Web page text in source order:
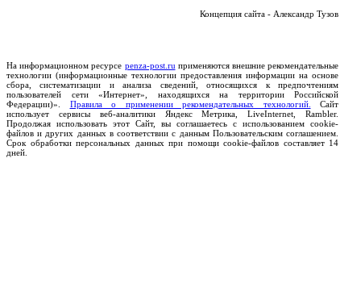
Концепция сайта - Александр Тузов
На информационном ресурсе penza-post.ru применяются внешние рекомендательные
технологии (информационные технологии предоставления информации на основе
сбора, систематизации и анализа сведений, относящихся к предпочтениям
пользователей сети «Интернет», находящихся на территории Российской
Федерации)». Правила о применении рекомендательных технологий.
Сайт
использует сервисы веб-аналитики Яндекс Метрика, LiveInternet, Rambler.
Продолжая использовать этот Сайт, вы соглашаетесь с использованием cookie-
файлов и других данных в соответствии с данным Пользовательским соглашением.
Срок обработки персональных данных при помощи cookie-файлов составляет 14
дней.